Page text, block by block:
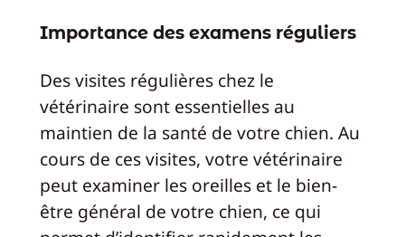
Importance des examens réguliers
Des visites régulières chez le
vétérinaire sont essentielles au
maintien de la santé de votre chien. Au
cours de ces visites, votre vétérinaire
peut examiner les oreilles et le bien-
être général de votre chien, ce qui